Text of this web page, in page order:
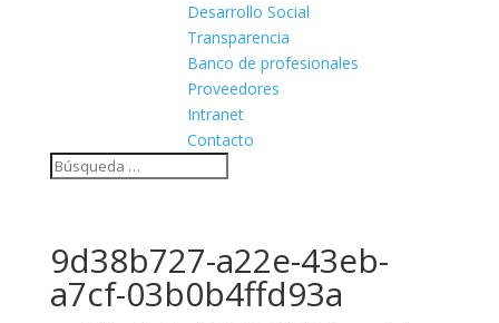
Desarrollo Social
Transparencia
Banco de profesionales
Proveedores
Intranet
Contacto
9d38b727-a22e-43eb-
a7cf-03b0b4ffd93a